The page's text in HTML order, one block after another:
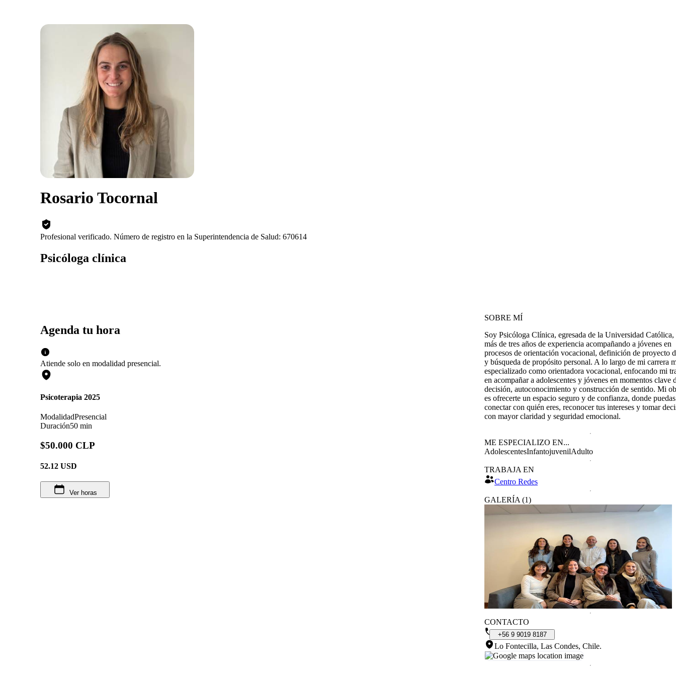
Rosario Tocornal
Profesional verificado. Número de registro en la Superintendencia de Salud: 670614
Psicóloga clínica
Agenda tu hora
Atiende solo en modalidad presencial.
Psicoterapia 2025
ModalidadPresencial
Duración50 min
$50.000 CLP
52.12 USD
Ver horas
SOBRE MÍ
Soy Psicóloga Clínica, egresada de la Universidad Católica,
más de tres años de experiencia acompañando a jóvenes en
procesos de orientación vocacional, definición de proyecto
y búsqueda de propósito personal. A lo largo de mi carrera
especializado como orientadora vocacional, enfocando mi
en acompañar a adolescentes y jóvenes en momentos clave
decisión, autoconocimiento y construcción de sentido. Mi
es ofrecerte un espacio seguro y de confianza, donde puedas
conectar con quién eres, reconocer tus intereses y tomar
con mayor claridad y seguridad emocional.
ME ESPECIALIZO EN...
AdolescentesInfantojuvenilAdulto
TRABAJA EN
Centro Redes
GALERÍA (1)
CONTACTO
+56 9 9019 8187
Lo Fontecilla, Las Condes, Chile.